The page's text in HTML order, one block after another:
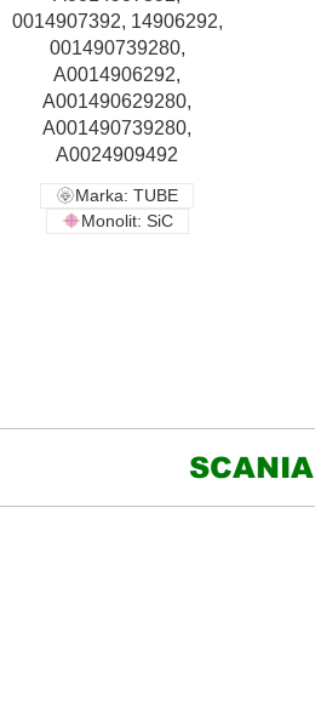
0014907392, 14906292,
001490739280,
A0014906292,
A001490629280,
A001490739280,
A0024909492
Marka: TUBE
Monolit: SiC
SCANIA